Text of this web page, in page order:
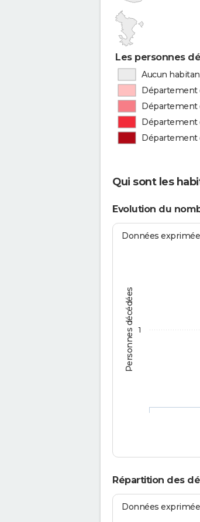
Les personnes
Aucun
Département
Département
Département
Département
Qui sont les
Evolution du
Personnes décédées
Données
1
Répartition des
Données